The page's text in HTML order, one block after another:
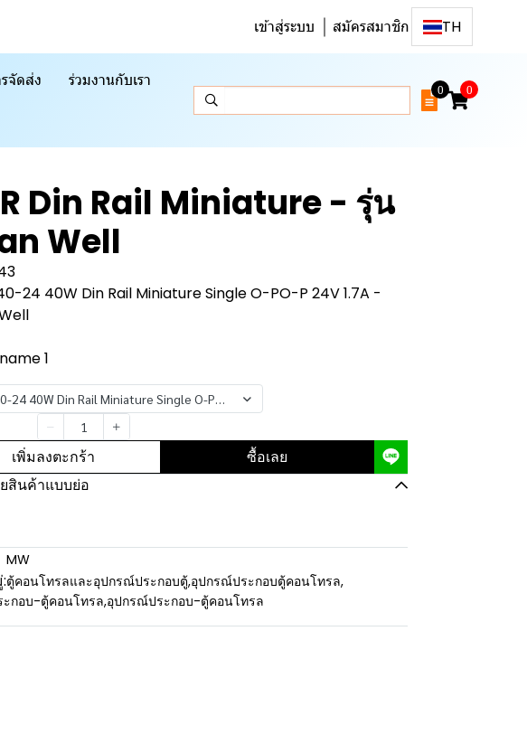
เข้าสู่ระบบ สมัครสมาชิก TH
จัดส่ง ร่วมงานกับเรา
0 0
Din Rail Miniature - รุ่น
Well
24 40W Din Rail Miniature Single O-PO-P 24V 1.7A -
1
24 40W Din Rail Miniature Single O-PO-P 24V 1.7A - Mean Well
เพิ่มลงตะกร้า ซื้อเลย
สินค้าแบบย่อ
MW
ตู้คอนโทรลและอุปกรณ์ประกอบตู้,อุปกรณ์ประกอบตู้คอนโทรล,
กอบ-ตู้คอนโทรล,อุปกรณ์ประกอบ-ตู้คอนโทรล